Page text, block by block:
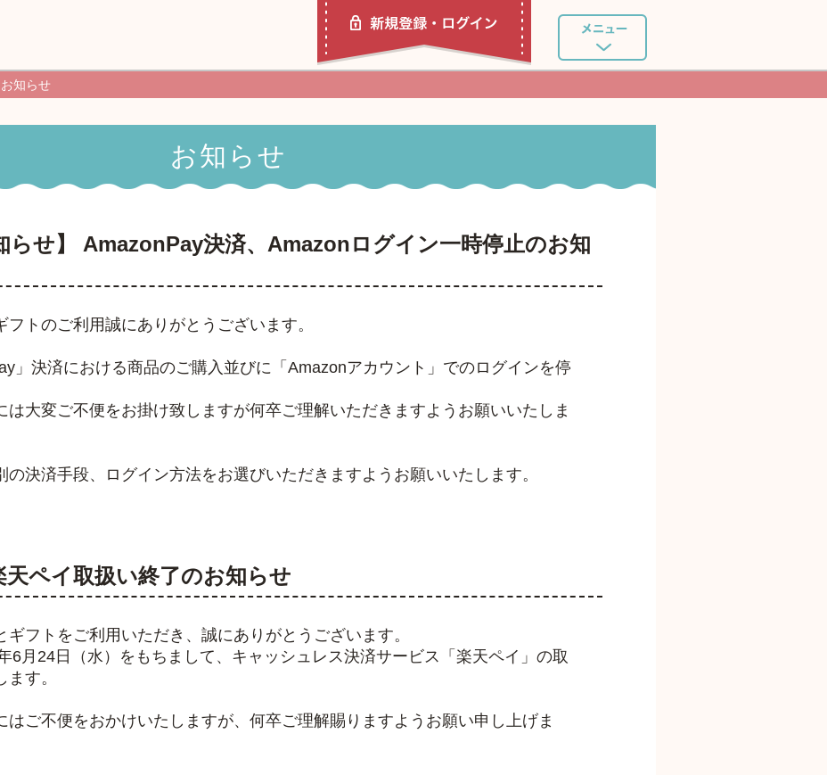
お知らせ
お知らせ
らせ】 AmazonPay決済、Amazonログイン一時停止のお知
フトのご利用誠にありがとうございます。
」決済における商品のご購入並びに「Amazonアカウント」でのログインを停
は大変ご不便をお掛け致しますが何卒ご理解いただきますようお願いいたしま
の決済手段、ログイン方法をお選びいただきますようお願いいたします。
天ペイ取扱い終了のお知らせ
ギフトをご利用いただき、誠にありがとうございます。
6月24日（水）をもちまして、キャッシュレス決済サービス「楽天ペイ」の取
す。
はご不便をおかけいたしますが、何卒ご理解賜りますようお願い申し上げま